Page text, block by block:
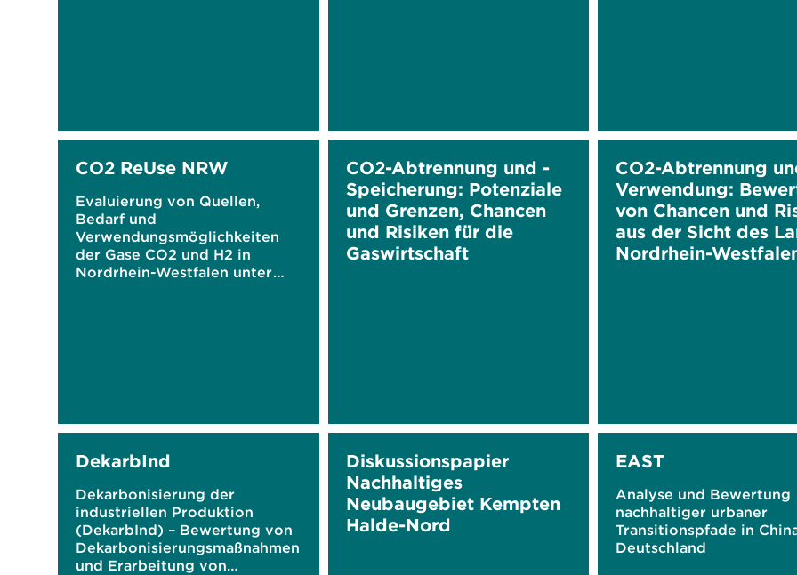
CO2 ReUse NRW
Evaluierung von Quellen,
Bedarf und
Verwendungsmöglichkeiten
der Gase CO2 und H2 in
Nordrhein-Westfalen unter
CO2-Abtrennung und -
Speicherung: Potenziale
und Grenzen, Chancen
und Risiken für die
Gaswirtschaft
CO2-Abtrennung
Verwendung:
von Chancen und
aus der Sicht des
Nordrhein-
DekarbInd
Dekarbonisierung der
industriellen Produktion
(DekarbInd) – Bewertung von
Dekarbonisierungsmaßnahmen
und Erarbeitung von
Diskussionspapier
Nachhaltiges
Neubaugebiet Kempten
Halde-Nord
EAST
Analyse und Bewertung
nachhaltiger urbaner
Transitionspfade in
Deutschland